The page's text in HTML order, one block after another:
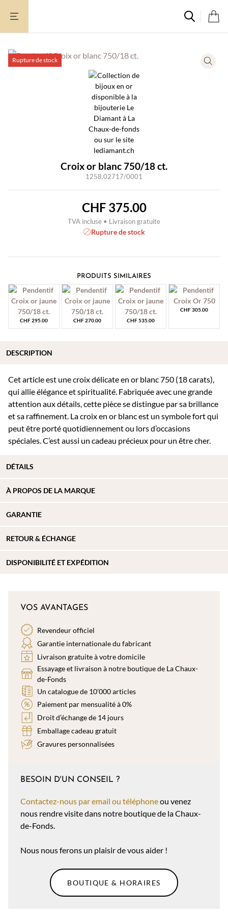
Rupture de stock
Croix or blanc 750/18 ct.
1258.02717/0001
CHF375.00
TVA incluse • Livraison gratuite
Rupture de stock
PRODUITS SIMILAIRES
CHF295.00 CHF270.00 CHF535.00
CHF305.00
Cet article est une croix délicate en or blanc 750 (18 carats),
qui allie élégance et spiritualité. Fabriquée avec une grande
attention aux détails, cette pièce se distingue par sa brillance
et sa raffinement. La croix en or blanc est un symbole fort qui
peut être porté quotidiennement ou lors d’occasions
spéciales. C’est aussi un cadeau précieux pour un être cher.
DESCRIPTION
DÉTAILS
À PROPOS DE LA MARQUE
GARANTIE
RETOUR & ÉCHANGE
DISPONIBILITÉ ET EXPÉDITION
VOS AVANTAGES
Revendeur officiel
Garantie internationale du fabricant
Livraison gratuite à votre domicile
Essayage et livraison à notre boutique de La Chaux-
de-Fonds
Un catalogue de 10’000 articles
Paiement par mensualité à 0%
Droit d’échange de 14 jours
Emballage cadeau gratuit
Gravures personnalisées
BESOIN D'UN CONSEIL ?
Contactez-nous par email ou téléphoneou venez
nous rendre visite dans notre boutique de la Chaux-
de-Fonds.
Nous nous ferons un plaisir de vous aider !
BOUTIQUE & HORAIRES